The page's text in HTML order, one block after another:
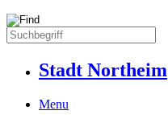
Stadt Northeim
Menu